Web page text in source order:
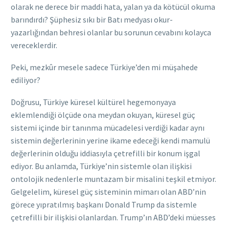
olarak ne derece bir maddi hata, yalan ya da kötücül okuma
barındırdı? Şüphesiz sıkı bir Batı medyası okur-
yazarlığından behresi olanlar bu sorunun cevabını kolayca
vereceklerdir.
Peki, mezkûr mesele sadece Türkiye’den mi müşahede
ediliyor?
Doğrusu, Türkiye küresel kültürel hegemonyaya
eklemlendiği ölçüde ona meydan okuyan, küresel güç
sistemi içinde bir tanınma mücadelesi verdiği kadar aynı
sistemin değerlerinin yerine ikame edeceği kendi mamulü
değerlerinin olduğu iddiasıyla çetrefilli bir konum işgal
ediyor. Bu anlamda, Türkiye’nin sistemle olan ilişkisi
ontolojik nedenlerle muntazam bir misalini teşkil etmiyor.
Gelgelelim, küresel güç sisteminin mimarı olan ABD’nin
görece yıpratılmış başkanı Donald Trump da sistemle
çetrefilli bir ilişkisi olanlardan. Trump’ın ABD’deki müesses